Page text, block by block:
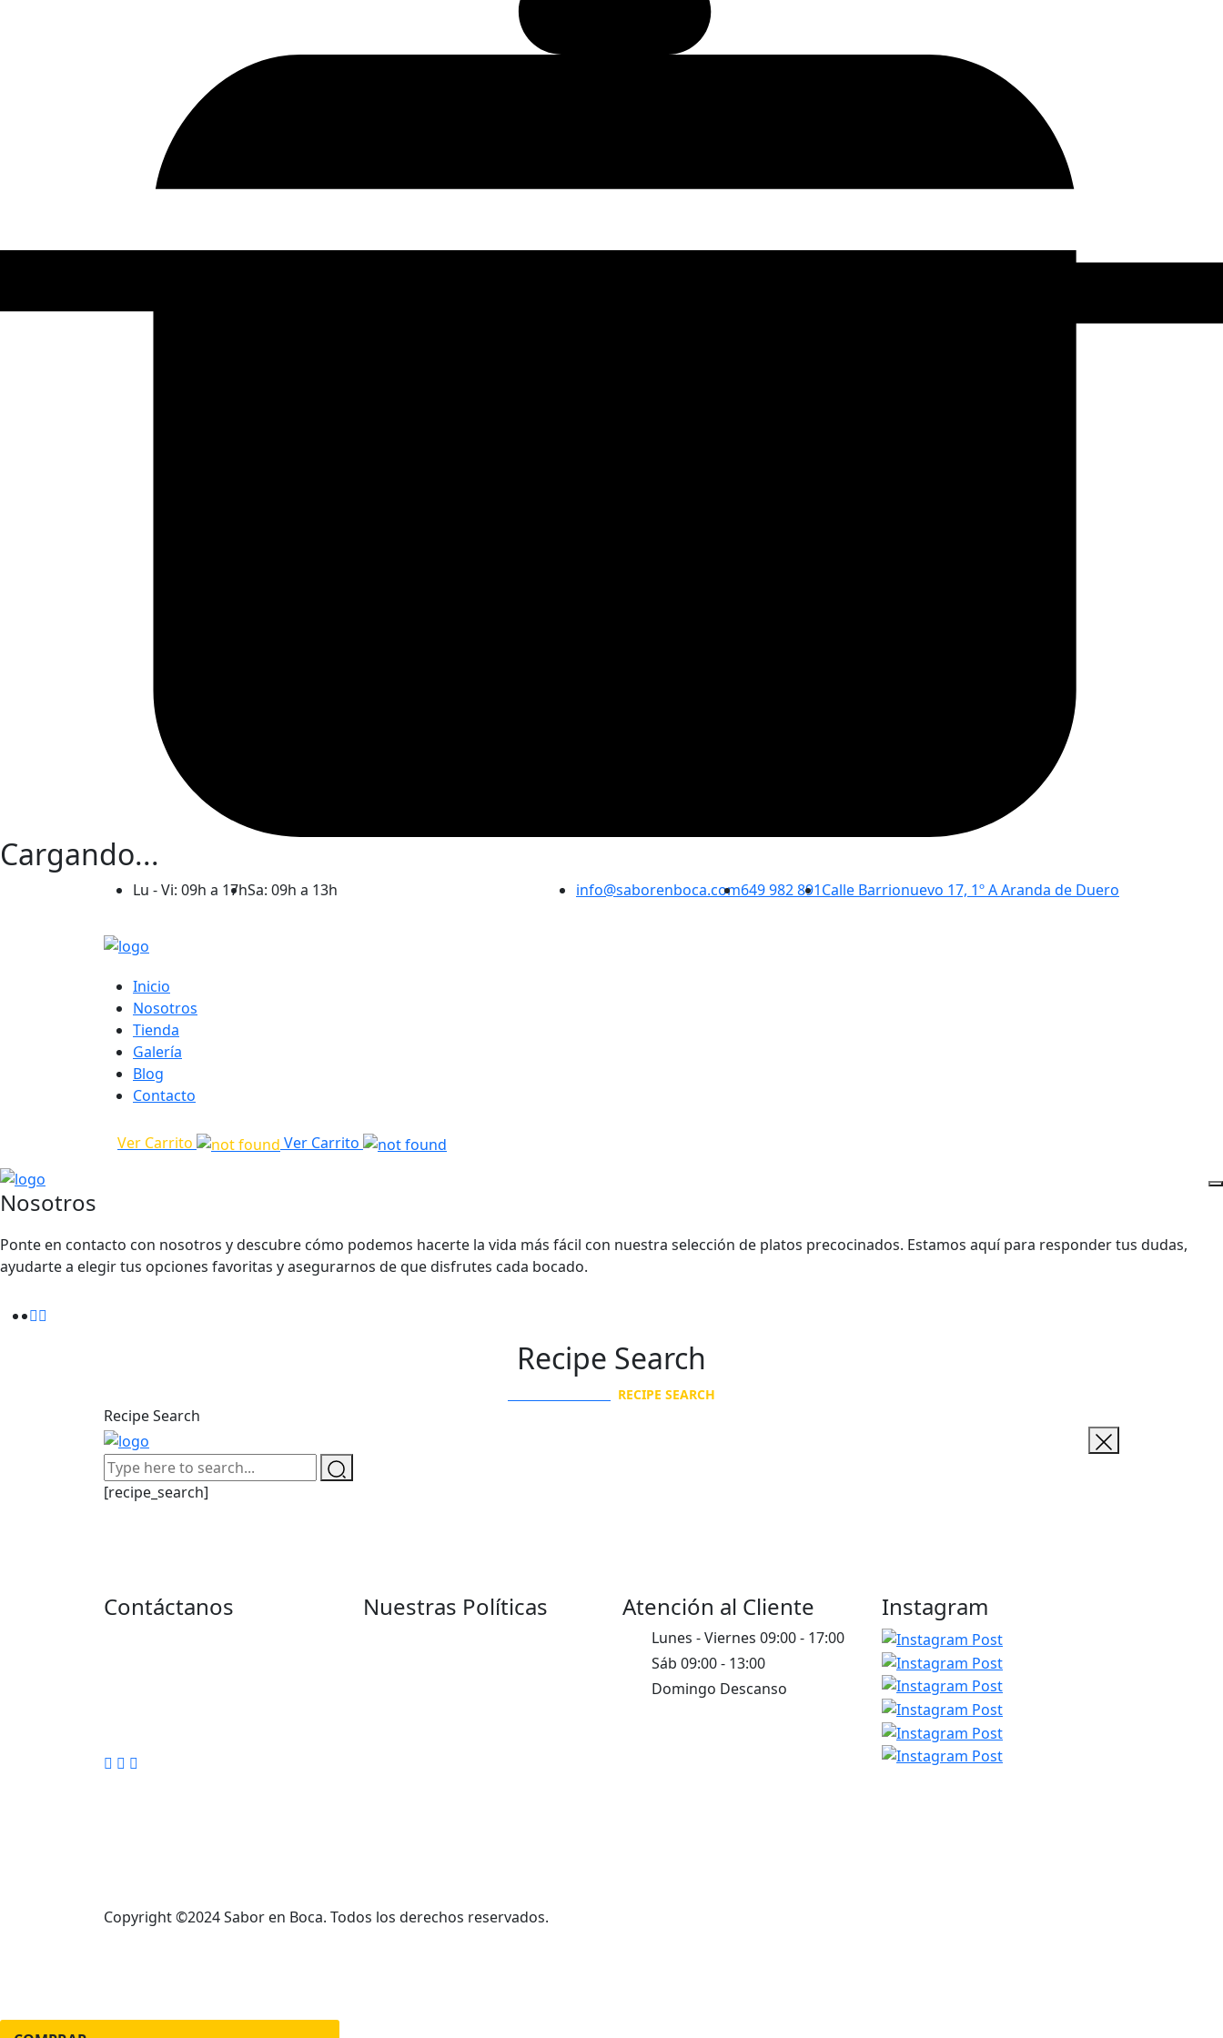
Cargando...
Lu - Vi: 09h a 17hSa: 09h a 13h info@saborenboca.com649 982 891Calle Barrionuevo 17, 1º A Aranda de Duero
Inicio
Nosotros
Tienda
Galería
Blog
Contacto
Ver Carrito Ver Carrito
Nosotros
Ponte en contacto con nosotros y descubre cómo podemos hacerte la vida más fácil con nuestra selección de platos precocinados. Estamos aquí para responder tus dudas,
ayudarte a elegir tus opciones favoritas y asegurarnos de que disfrutes cada bocado.
Recipe Search
RECIPE SEARCH
Recipe Search
[recipe_search]
Contáctanos Nuestras Políticas Atención al Cliente
Lunes - Viernes 09:00 - 17:00
Sáb 09:00 - 13:00
Domingo Descanso
Instagram
Copyright ©2024 Sabor en Boca. Todos los derechos reservados.